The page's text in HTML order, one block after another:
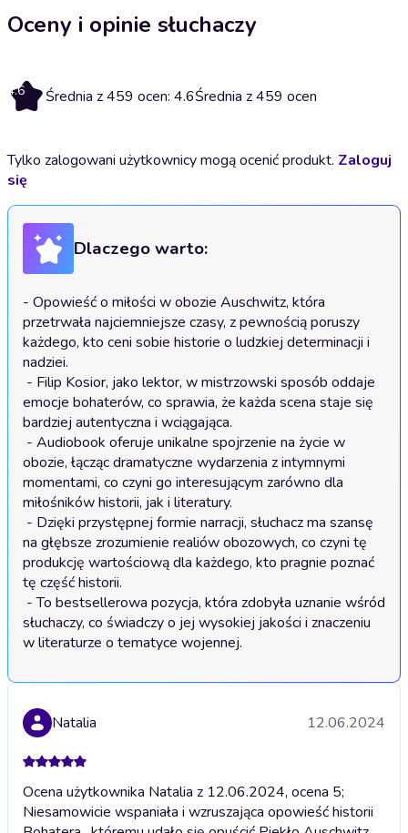
Oceny i opinie słuchaczy
4.6 Średnia z 459 ocen: 4.6Średnia z 459 ocen
Tylko zalogowani użytkownicy mogą ocenić produkt. Zaloguj
się
Dlaczego warto:
- Opowieść o miłości w obozie Auschwitz, która
przetrwała najciemniejsze czasy, z pewnością poruszy
każdego, kto ceni sobie historie o ludzkiej determinacji i
nadziei.
emocje bohaterów, co sprawia, że każda scena staje się
bardziej autentyczna i wciągająca.
obozie, łącząc dramatyczne wydarzenia z intymnymi
momentami, co czyni go interesującym zarówno dla
miłośników historii, jak i literatury.
na głębsze zrozumienie realiów obozowych, co czyni tę
produkcję wartościową dla każdego, kto pragnie poznać
tę część historii.
słuchaczy, co świadczy o jej wysokiej jakości i znaczeniu
w literaturze o tematyce wojennej.
Natalia 12.06.2024
Ocena użytkownika Natalia z 12.06.2024, ocena 5;
Niesamowicie wspaniała i wzruszająca opowieść historii